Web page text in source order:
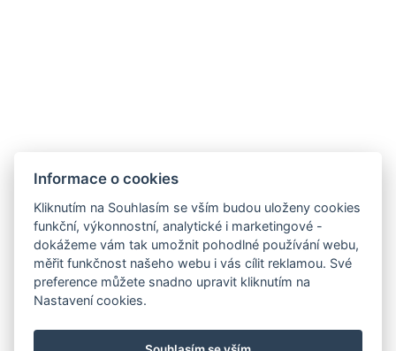
Kudy k nám?
Informace o cookies
Kliknutím na Souhlasím se vším budou uloženy cookies
funkční, výkonnostní, analytické i marketingové -
dokážeme vám tak umožnit pohodlné používání webu,
měřit funkčnost našeho webu i vás cílit reklamou. Své
preference můžete snadno upravit kliknutím na
Nastavení cookies.